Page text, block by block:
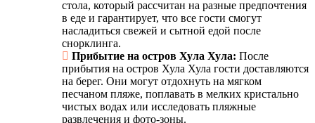
стола, который рассчитан на разные предпочтения
в еде и гарантирует, что все гости смогут
насладиться свежей и сытной едой после
снорклинга.
Прибытие на остров Хула Хула: После
прибытия на остров Хула Хула гости доставляются
на берег. Они могут отдохнуть на мягком
песчаном пляже, поплавать в мелких кристально
чистых водах или исследовать пляжные
развлечения и фото-зоны.